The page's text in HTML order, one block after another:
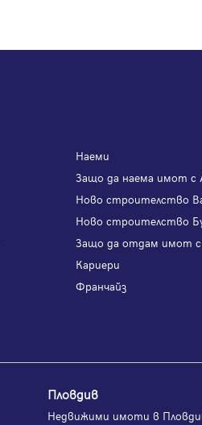
Наеми
Защо да наема имот с
Ново строителство
Ново строителство
Защо да отдам имот с
Кариери
Франчайз
Пловдив
Недвижими имоти в